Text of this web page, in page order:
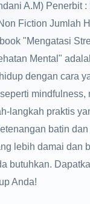
A.M) Penerbit
Fiction Jumlah
"Mengatasi
Mental"
dengan cara
mindfulness,
langkah praktis
batin
lebih damai dan
butuhkan.
Anda!